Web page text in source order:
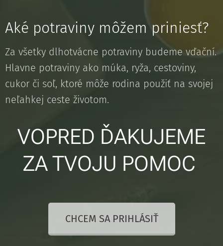
Aké potraviny môžem priniesť?
Za všetky dlhotvácne potraviny budeme vďační.
Hlavne potraviny ako múka, ryža, cestoviny,
cukor či soľ, ktoré môže rodina použiť na svojej
neľahkej ceste životom.
VOPRED ĎAKUJEME
ZA TVOJU POMOC
CHCEM SA PRIHLÁSIŤ